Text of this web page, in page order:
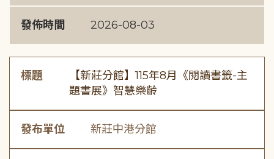
發佈時間 2026-08-03
標題
【新莊分館】115年8月《閱讀書籤-主
題書展》智慧樂齡
發布單位 新莊中港分館